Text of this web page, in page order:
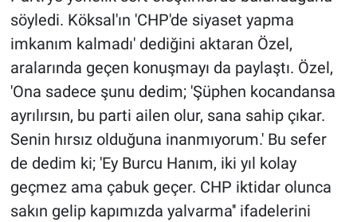
söyledi. Köksal'ın 'CHP'de siyaset yapma
imkanım kalmadı' dediğini aktaran Özel,
aralarında geçen konuşmayı da paylaştı. Özel,
'Ona sadece şunu dedim; 'Şüphen kocandansa
ayrılırsın, bu parti ailen olur, sana sahip çıkar.
Senin hırsız olduğuna inanmıyorum.' Bu sefer
de dedim ki; 'Ey Burcu Hanım, iki yıl kolay
geçmez ama çabuk geçer. CHP iktidar olunca
sakın gelip kapımızda yalvarma'' ifadelerini